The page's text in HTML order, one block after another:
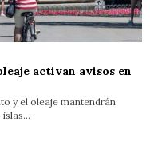
activan avisos en
y el oleaje mantendrán
islas…